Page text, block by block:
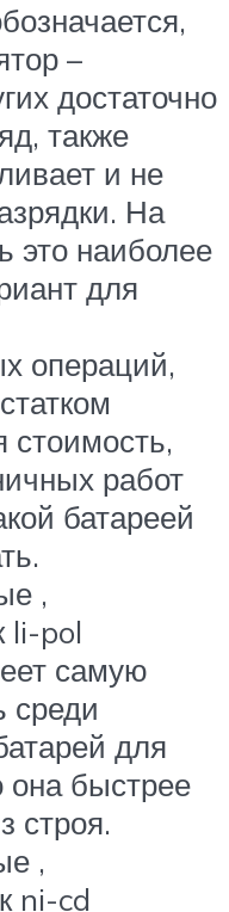
–
достаточно
также
и не
На
это наиболее
для
операций,
стоимость,
работ
батареей
,
li-pol
самую
среди
для
она быстрее
строя.
,
ni-cd